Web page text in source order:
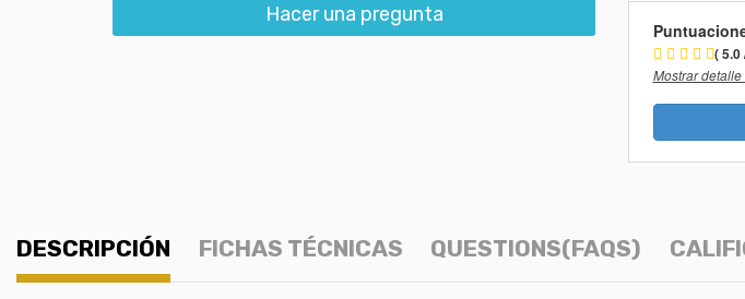
Hacer una pregunta
( 5.0
Mostrar
DESCRIPCIÓN FICHAS TÉCNICAS QUESTIONS(FAQS)